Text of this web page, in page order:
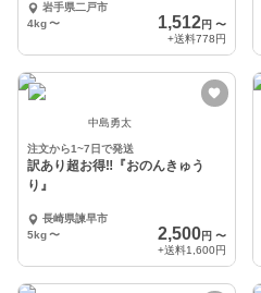
岩手県二戸市
4kg〜 1,512円 〜
+送料778円
中島勇太
注文から1~7日で発送
訳あり超お得‼️『おのんきゅう
り』
長崎県諫早市
5kg〜 2,500円 〜
+送料1,600円